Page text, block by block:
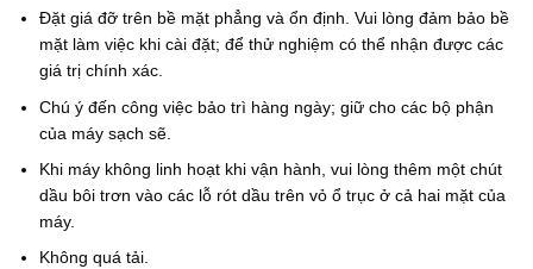
Đặt giá đỡ trên bề mặt phẳng và ổn định. Vui lòng đảm bảo bề
mặt làm việc khi cài đặt; để thử nghiệm có thể nhận được các
giá trị chính xác.
Chú ý đến công việc bảo trì hàng ngày; giữ cho các bộ phận
của máy sạch sẽ.
Khi máy không linh hoạt khi vận hành, vui lòng thêm một chút
dầu bôi trơn vào các lỗ rót dầu trên vỏ ổ trục ở cả hai mặt của
máy.
Không quá tải.